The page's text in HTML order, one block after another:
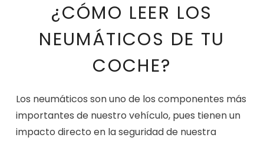
¿CÓMO LEER LOS
NEUMÁTICOS DE TU
COCHE?
Los neumáticos son uno de los componentes más
importantes de nuestro vehículo, pues tienen un
impacto directo en la seguridad de nuestra